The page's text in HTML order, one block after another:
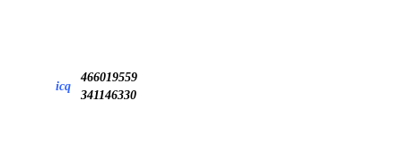
icq
466019559
341146330